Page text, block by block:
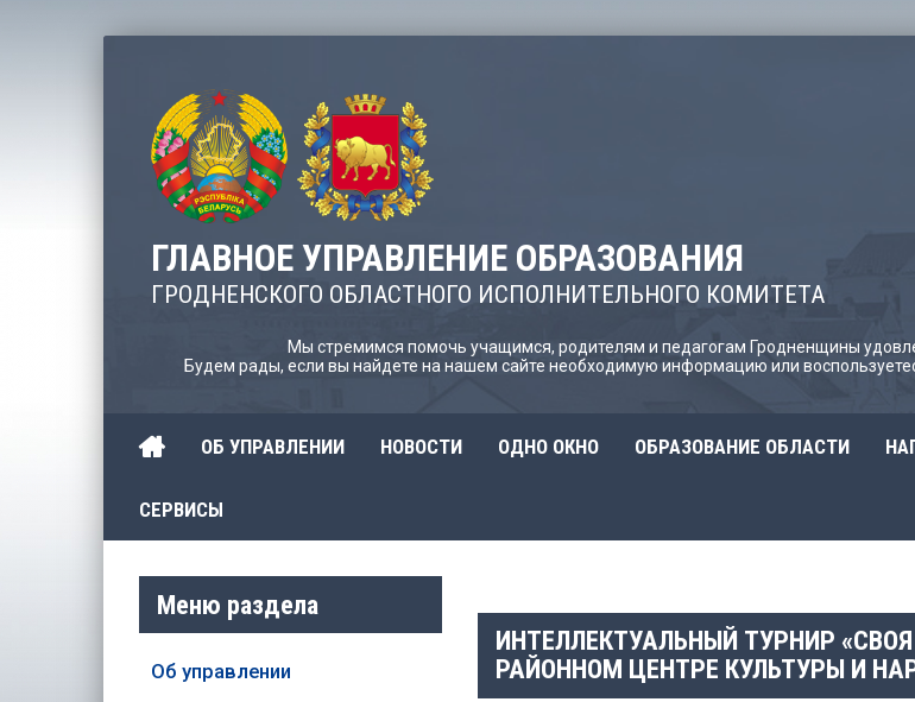
ГЛАВНОЕ УПРАВЛЕНИЕ ОБРАЗОВАНИЯ
ГРОДНЕНСКОГО ОБЛАСТНОГО ИСПОЛНИТЕЛЬНОГО КОМИТЕТА
Мы стремимся помочь учащимся, родителям и педагогам Гродненщины
Будем рады, если вы найдете на нашем сайте необходимую информацию или
ОБ УПРАВЛЕНИИ НОВОСТИ ОДНО ОКНО ОБРАЗОВАНИЕ ОБЛАСТИ
СЕРВИСЫ
ИНТЕЛЛЕКТУАЛЬНЫЙ ТУРНИР
РАЙОННОМ ЦЕНТРЕ КУЛЬТУРЫ И
Меню раздела
Об управлении